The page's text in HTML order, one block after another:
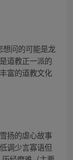
想问的可能是龙
道教正一派的
富的道教文化
扬的虐心故事
调少言寡语但